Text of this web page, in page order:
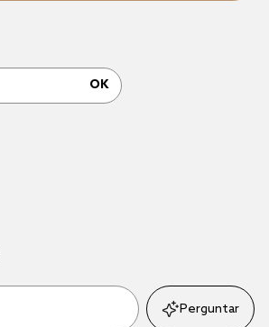
OK
Perguntar